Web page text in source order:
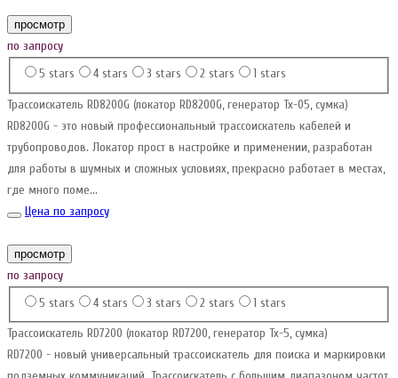
просмотр
по запросу
5 stars
4 stars 3 stars 2 stars 1 stars
Трассоискатель RD8200G (локатор RD8200G, генератор Tx-05, сумка)
RD8200G - это новый профессиональный трассоискатель кабелей и
трубопроводов. Локатор прост в настройке и применении, разработан
для работы в шумных и сложных условиях, прекрасно работает в местах,
где много поме...
Цена по запросу
просмотр
по запросу
5 stars
4 stars 3 stars 2 stars 1 stars
Трассоискатель RD7200 (локатор RD7200, генератор Tx-5, сумка)
RD7200 - новый универсальный трассоискатель для поиска и маркировки